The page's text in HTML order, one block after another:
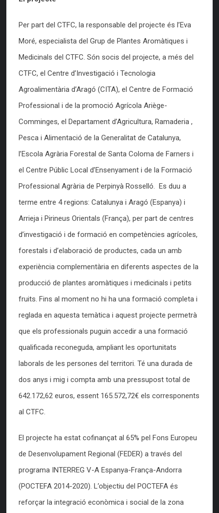
Per part del CTFC, la responsable del projecte és l’Eva
Moré, especialista del Grup de Plantes Aromàtiques i
Medicinals del CTFC. Són socis del projecte, a més del
CTFC, el Centre d’Investigació i Tecnologia
Agroalimentària d’Aragó (CITA), el Centre de Formació
Professional i de la promoció Agrícola Ariège-
Comminges, el Departament d’Agricultura, Ramaderia ,
Pesca i Alimentació de la Generalitat de Catalunya,
l’Escola Agrària Forestal de Santa Coloma de Farners i
el Centre Públic Local d’Ensenyament i de la Formació
Professional Agrària de Perpinyà Rosselló. Es duu a
terme entre 4 regions: Catalunya i Aragó (Espanya) i
Arrieja i Pirineus Orientals (França), per part de centres
d’investigació i de formació en competències agrícoles,
forestals i d’elaboració de productes, cada un amb
experiència complementària en diferents aspectes de la
producció de plantes aromàtiques i medicinals i petits
fruits. Fins al moment no hi ha una formació completa i
reglada en aquesta temàtica i aquest projecte permetrà
que els professionals puguin accedir a una formació
qualificada reconeguda, ampliant les oportunitats
laborals de les persones del territori. Té una durada de
dos anys i mig i compta amb una pressupost total de
642.172,62 euros, essent 165.572,72€ els corresponents
al CTFC.
El projecte ha estat cofinançat al 65% pel Fons Europeu
de Desenvolupament Regional (FEDER) a través del
programa INTERREG V-A Espanya-França-Andorra
(POCTEFA 2014-2020). L’objectiu del POCTEFA és
reforçar la integració econòmica i social de la zona